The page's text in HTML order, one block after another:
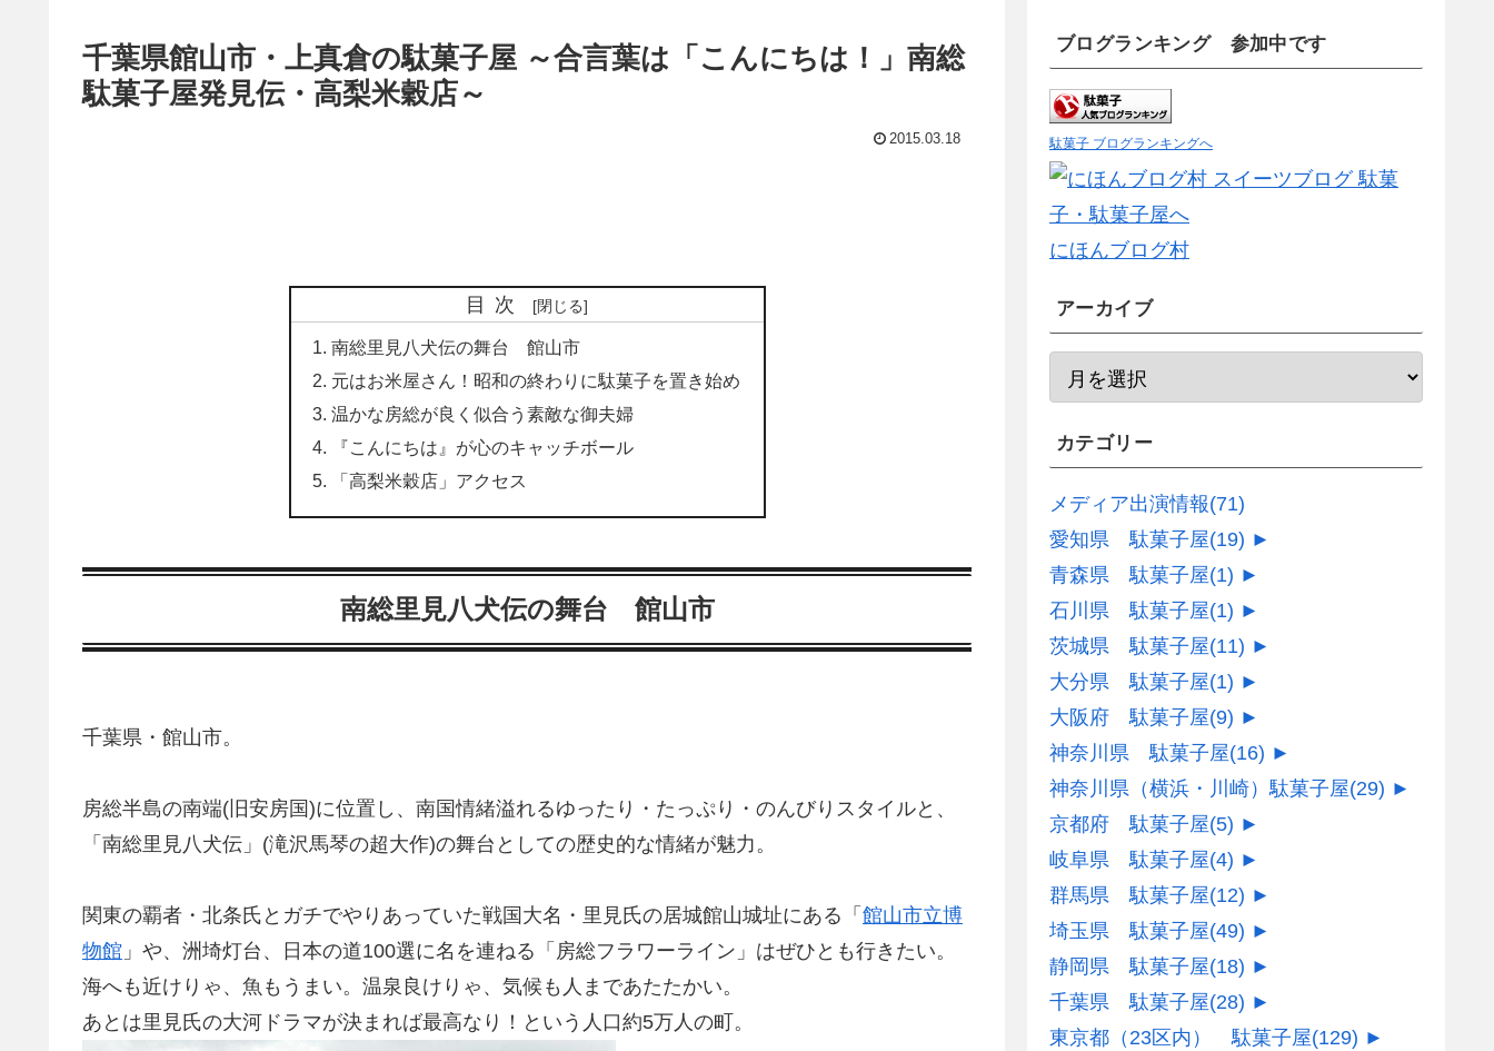
千葉県館山市・上真倉の駄菓子屋 ～合言葉は「こんにちは！」南総
駄菓子屋発見伝・高梨米穀店～
2015.03.18
目次
南総里見八犬伝の舞台 館山市
元はお米屋さん！昭和の終わりに駄菓子を置き始め
温かな房総が良く似合う素敵な御夫婦
『こんにちは』が心のキャッチボール
「高梨米穀店」アクセス
南総里見八犬伝の舞台 館山市
千葉県・館山市。
房総半島の南端(旧安房国)に位置し、南国情緒溢れるゆったり・たっぷり・のんびりスタイルと、
「南総里見八犬伝」(滝沢馬琴の超大作)の舞台としての歴史的な情緒が魅力。
関東の覇者・北条氏とガチでやりあっていた戦国大名・里見氏の居城館山城址にある「 館山市立博
物館 」や、洲埼灯台、日本の道100選に名を連ねる「房総フラワーライン」はぜひとも行きたい。
海へも近けりゃ、魚もうまい。温泉良けりゃ、気候も人まであたたかい。
あとは里見氏の大河ドラマが決まれば最高なり！という人口約5万人の町。
ブログランキング 参加中です
駄菓子 ブログランキングへ
にほんブログ村
アーカイブ
カテゴリー
メディア出演情報(71)
愛知県 駄菓子屋(19) ►
青森県 駄菓子屋(1) ►
石川県 駄菓子屋(1) ►
茨城県 駄菓子屋(11) ►
大分県 駄菓子屋(1) ►
大阪府 駄菓子屋(9) ►
神奈川県 駄菓子屋(16) ►
神奈川県（横浜・川崎）駄菓子屋(29) ►
京都府 駄菓子屋(5) ►
岐阜県 駄菓子屋(4) ►
群馬県 駄菓子屋(12) ►
埼玉県 駄菓子屋(49) ►
静岡県 駄菓子屋(18) ►
千葉県 駄菓子屋(28) ►
東京都（23区内） 駄菓子屋(129) ►